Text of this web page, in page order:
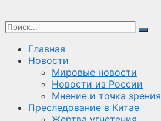
Главная
Новости
Мировые новости
Новости из России
Мнение и точка зрения
Преследование в Китае